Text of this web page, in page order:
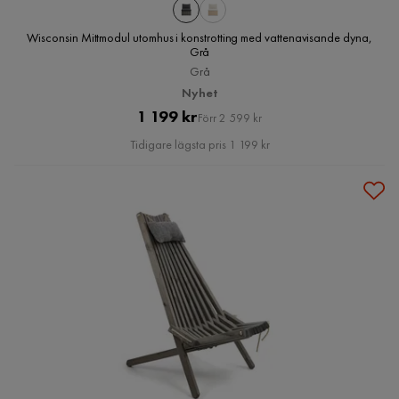
Wisconsin Mittmodul utomhus i konstrotting med vattenavisande dyna,
Grå
Grå
Nyhet
Pris
1 199 krOriginal
Pris
Förr 2 599 kr
Tidigare lägsta pris 1 199 kr